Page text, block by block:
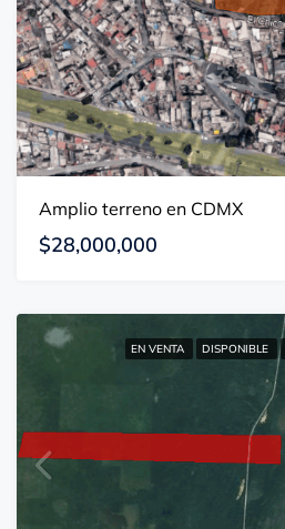
Amplio terreno en CDMX
$28,000,000
EN VENTA DISPONIBLE